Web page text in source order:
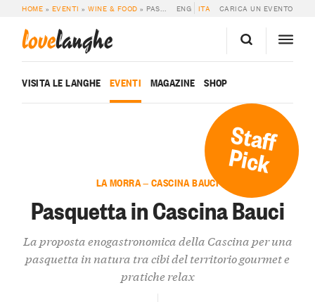
HOME » EVENTI »WINE & FOOD » PASQUETTA IN CASCINA BAUCI ENG ITA CARICA UN EVENTO
lovelanghe
VISITA LE LANGHE EVENTI MAGAZINE SHOP
Staff
Pick
LA MORRA — CASCINA BAUCI
Pasquetta in Cascina Bauci
La proposta enogastronomica della Cascina per una
pasquetta in natura tra cibi del territorio gourmet e
pratiche relax